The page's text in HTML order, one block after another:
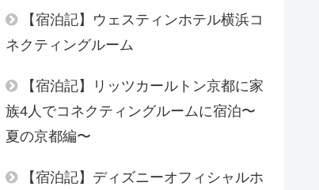
【宿泊記】ウェスティンホテル横浜コ
ネクティングルーム
【宿泊記】リッツカールトン京都に家
族4人でコネクティングルームに宿泊〜
夏の京都編〜
【宿泊記】ディズニーオフィシャルホ